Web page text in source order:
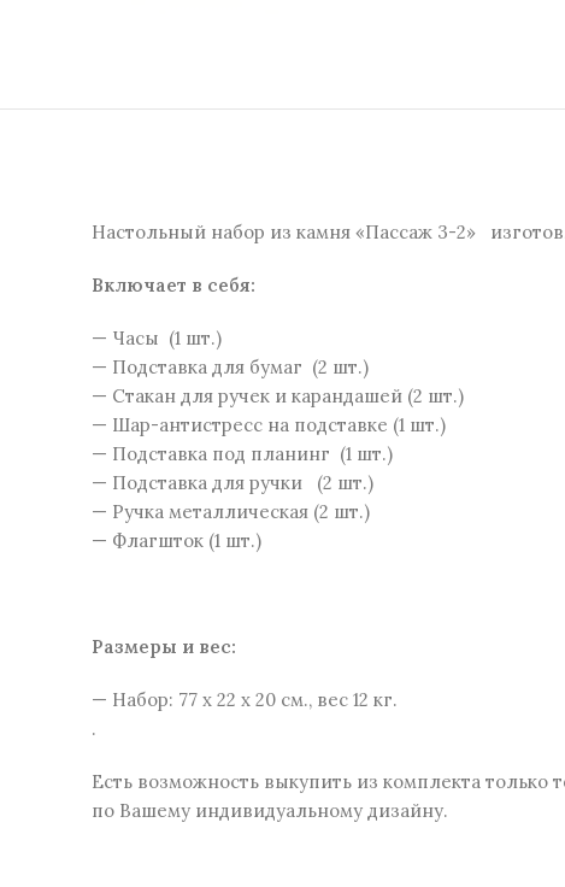
Настольный набор из камня «Пассаж 3-2»
Включает в себя:
— Часы (1 шт.)
— Подставка для бумаг (2 шт.)
— Стакан для ручек и карандашей (2 шт.)
— Шар-антистресс на подставке (1 шт.)
— Подставка под планинг (1 шт.)
— Подставка для ручки (2 шт.)
— Ручка металлическая (2 шт.)
— Флагшток (1 шт.)
Размеры и веc:
— Набор: 77 x 22 x 20 см., вес 12 кг.
.
Есть возможность выкупить из комплекта
по Вашему индивидуальному дизайну.